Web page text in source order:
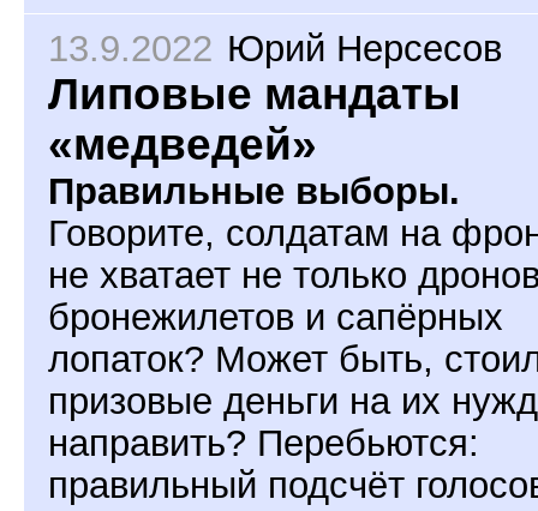
13.9.2022 Юрий Нерсесов
Липовые мандаты
«медведей»
Правильные выборы.
Говорите, солдатам на
не хватает не только
бронежилетов и сапёрных
лопаток? Может быть,
призовые деньги на их
направить? Перебьются:
правильный подсчёт